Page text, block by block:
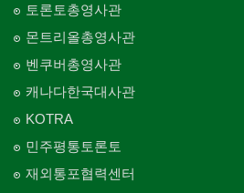
토론토총영사관
몬트리올총영사관
벤쿠버총영사관
캐나다한국대사관
KOTRA
민주평통토론토
재외통포협력센터